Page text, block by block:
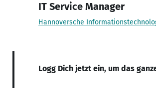
IT Service Manager
Hannoversche
Logg Dich jetzt ein, um das